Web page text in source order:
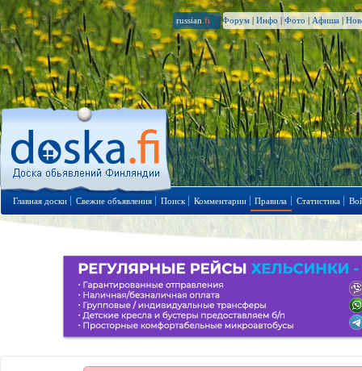
russian .fi Форум | Инфо | Фото | Афиша |
Главная доски Свежие объявления Поиск Комментарии Правила Статистика